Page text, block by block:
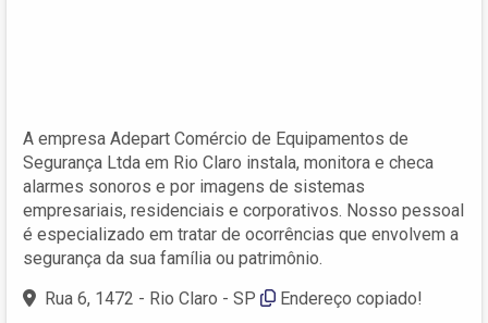
A empresa Adepart Comércio de Equipamentos de
Segurança Ltda em Rio Claro instala, monitora e checa
alarmes sonoros e por imagens de sistemas
empresariais, residenciais e corporativos. Nosso pessoal
é especializado em tratar de ocorrências que envolvem a
segurança da sua família ou patrimônio.
Rua 6, 1472 - Rio Claro - SP
Endereço copiado!